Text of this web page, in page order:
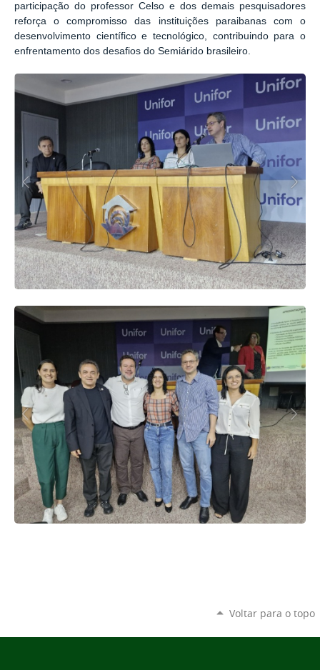
participação do professor Celso e dos demais pesquisadores
reforça o compromisso das instituições paraibanas com o
desenvolvimento científico e tecnológico, contribuindo para o
enfrentamento dos desafios do Semiárido brasileiro.
Voltar para o topo